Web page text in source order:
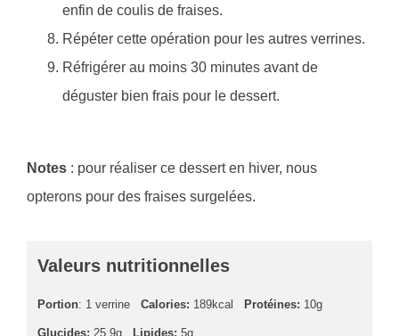
enfin de coulis de fraises.
Répéter cette opération pour les autres verrines.
Réfrigérer au moins 30 minutes avant de
déguster bien frais pour le dessert.
Notes : pour réaliser ce dessert en hiver, nous
opterons pour des fraises surgelées.
Valeurs nutritionnelles
Portion: 1 verrine Calories: 189kcal Protéines: 10g
Glucides: 25,9g Lipides: 5g